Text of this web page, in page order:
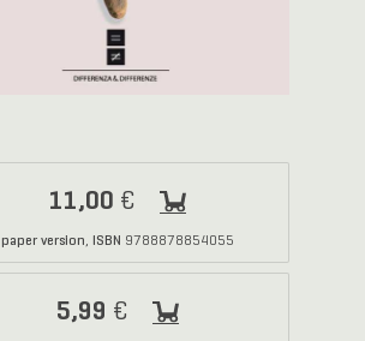
11,00 €
paper version, ISBN 9788878854055
5,99 €